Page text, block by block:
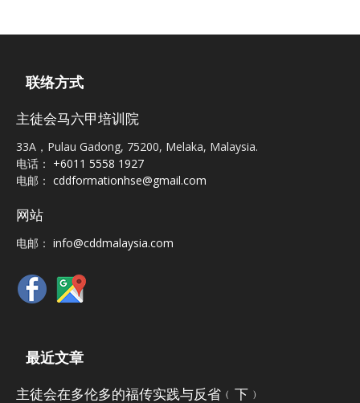
联络方式
主徒会马六甲培训院
33A，Pulau Gadong, 75200, Melaka, Malaysia.
电话： +6011 5558 1927
电邮： cddformationhse@gmail.com
网站
电邮： info@cddmalaysia.com
最近文章
主徒会在多伦多的福传实践与反省﹙下﹚